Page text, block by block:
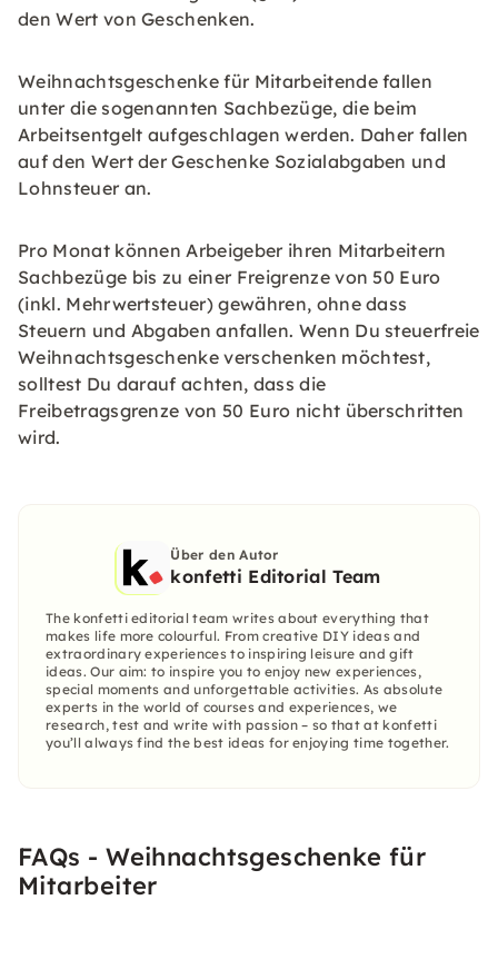
den Wert von Geschenken.
Weihnachtsgeschenke für Mitarbeitende fallen
unter die sogenannten Sachbezüge, die beim
Arbeitsentgelt aufgeschlagen werden. Daher fallen
auf den Wert der Geschenke Sozialabgaben und
Lohnsteuer an.
Pro Monat können Arbeigeber ihren Mitarbeitern
Sachbezüge bis zu einer Freigrenze von 50 Euro
(inkl. Mehrwertsteuer) gewähren, ohne dass
Steuern und Abgaben anfallen. Wenn Du steuerfreie
Weihnachtsgeschenke verschenken möchtest,
solltest Du darauf achten, dass die
Freibetragsgrenze von 50 Euro nicht überschritten
wird.
Über den Autor
konfetti Editorial Team
The konfetti editorial team writes about everything that
makes life more colourful. From creative DIY ideas and
extraordinary experiences to inspiring leisure and gift
ideas. Our aim: to inspire you to enjoy new experiences,
special moments and unforgettable activities. As absolute
experts in the world of courses and experiences, we
research, test and write with passion – so that at konfetti
you’ll always find the best ideas for enjoying time together.
FAQs - Weihnachtsgeschenke für
Mitarbeiter